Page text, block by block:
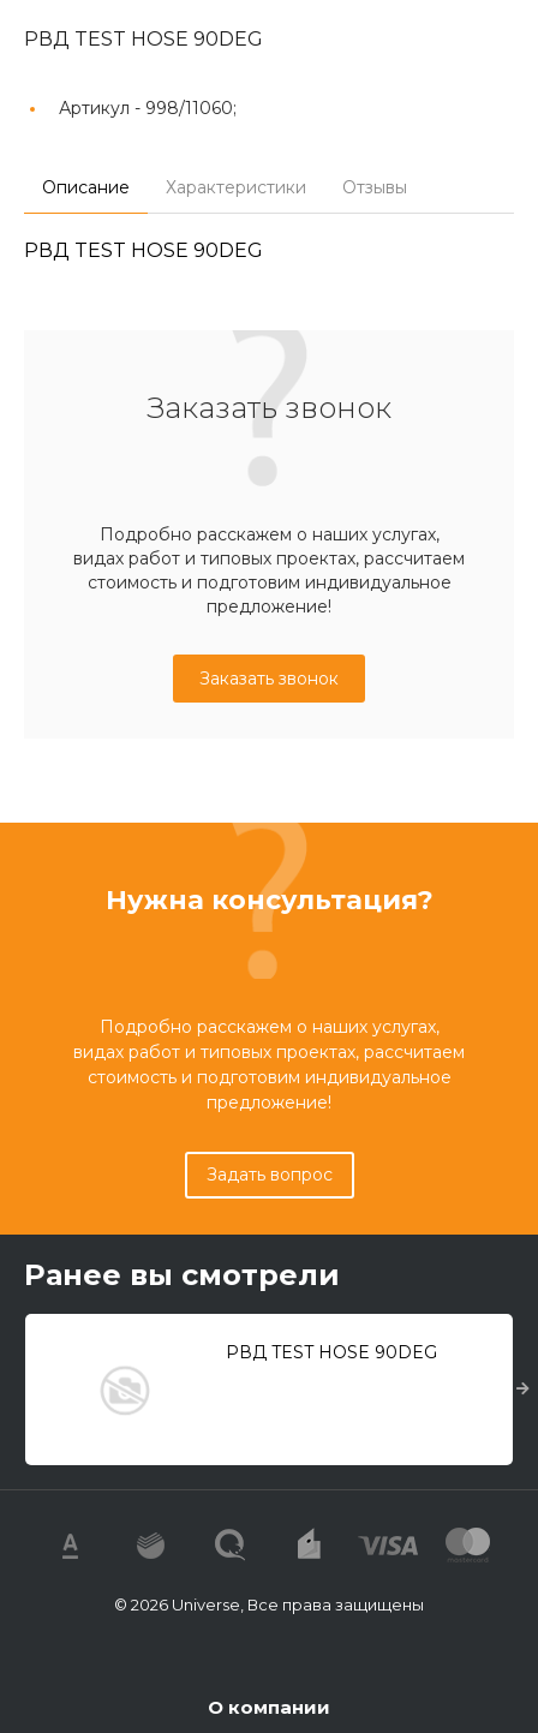
РВД TEST HOSE 90DEG
Артикул - 998/11060;
Описание Характеристики Отзывы
РВД TEST HOSE 90DEG
Заказать звонок
Подробно расскажем о наших услугах,
видах работ и типовых проектах, рассчитаем
стоимость и подготовим индивидуальное
предложение!
Заказать звонок
Нужна консультация?
Подробно расскажем о наших услугах,
видах работ и типовых проектах, рассчитаем
стоимость и подготовим индивидуальное
предложение!
Задать вопрос
Ранее вы смотрели
РВД TEST HOSE 90DEG
© 2026 Universe, Все права защищены
О компании